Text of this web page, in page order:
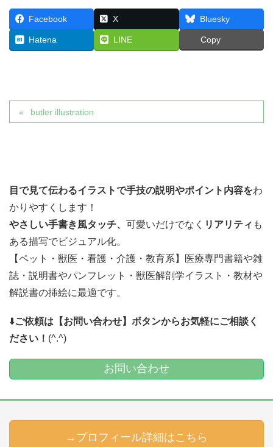
Facebook X Bluesky
Hatena LINE Copy
butler illustration
目で見て伝わるイラストで手技の説明やポイント内容をわ
かりやすくします！
やさしい手書き風タッチ、 可愛いだけでなく リアリティ も
ある描写でビジュアル化。
【ペット・獣医・看護・介護・教育系】医療専門書籍や雑
誌・説明書やパンフレット・獣医解剖学イラスト・教材や
解説書の挿絵に最適です。
⬇️ご依頼は【お問い合わせ】ボタンからお気軽にご相談く
ださい！ (^.^)
お問い合わせ
→プロフィール詳細はこちら